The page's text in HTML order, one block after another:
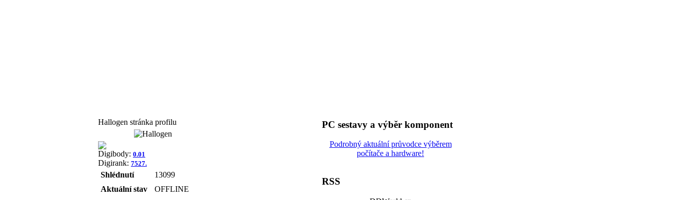
Hallogen stránka profilu
Digibody: 0.01
Digirank: 7527.
Shlédnutí
13099
Aktuální stav
OFFLINE
PC sestavy a výběr komponent
Podrobný aktuální průvodce výběrem
počítače a hardware!
RSS